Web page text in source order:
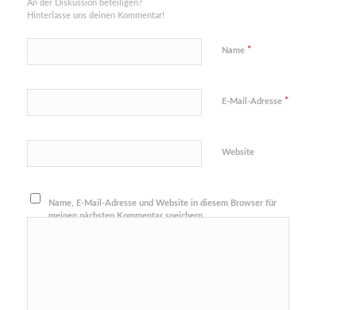
An der Diskussion beteiligen?
Hinterlasse uns deinen Kommentar!
Name *
E-Mail-Adresse *
Website
Name, E-Mail-Adresse und Website in diesem Browser für
meinen nächsten Kommentar speichern.